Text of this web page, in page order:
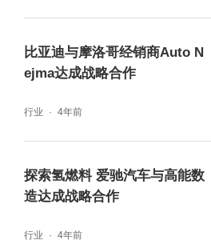
比亚迪与摩洛哥经销商Auto N
ejma达成战略合作
行业 4年前
探索氢燃料 爱驰汽车与高能数
造达成战略合作
行业 4年前